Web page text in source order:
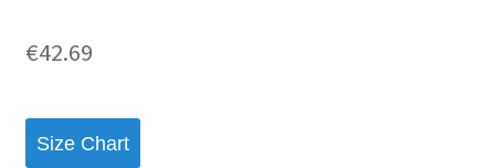
€42.69
Size Chart